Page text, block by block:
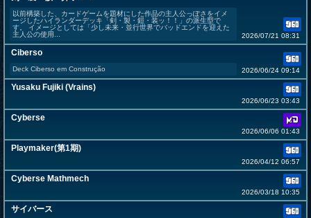
以前構築した、カードゲームを題材にした作品の主人公っぽさをイメ
ージしたハイランダーデッキ「剣・製・鎧・装ッ！！」の派生型で
す。 イメージとしては「少し未来・並行世界でバッドエンドを迎えた
主人公の使用...
2026/07/21 08:31
Ciberso
Deck Ciberso em Construção 2026/06/24 09:14
Yusaku Fujiki (Vrains)
2026/06/23 03:43
Cyberse
2026/06/06 01:43
Playmaker(第1期)
2026/04/12 06:57
Cyberse Mathmech
2026/03/18 10:35
サイバース